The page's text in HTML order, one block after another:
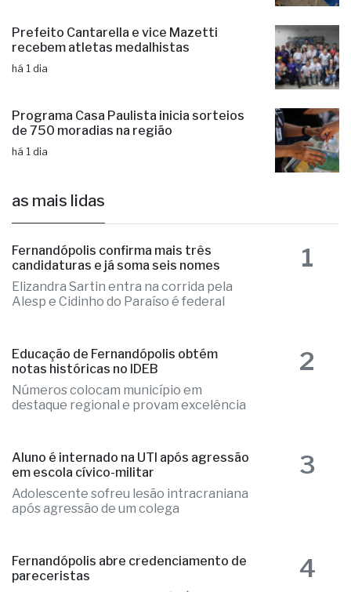
Prefeito Cantarella e vice Mazetti
recebem atletas medalhistas
há 1 dia
Programa Casa Paulista inicia sorteios
de 750 moradias na região
há 1 dia
as mais lidas
Fernandópolis confirma mais três
candidaturas e já soma seis nomes
Elizandra Sartin entra na corrida pela
Alesp e Cidinho do Paraíso é federal
1
Educação de Fernandópolis obtém
notas históricas no IDEB
Números colocam município em
destaque regional e provam excelência
2
Aluno é internado na UTI após agressão
em escola cívico-militar
Adolescente sofreu lesão intracraniana
após agressão de um colega
3
Fernandópolis abre credenciamento de
pareceristas
4